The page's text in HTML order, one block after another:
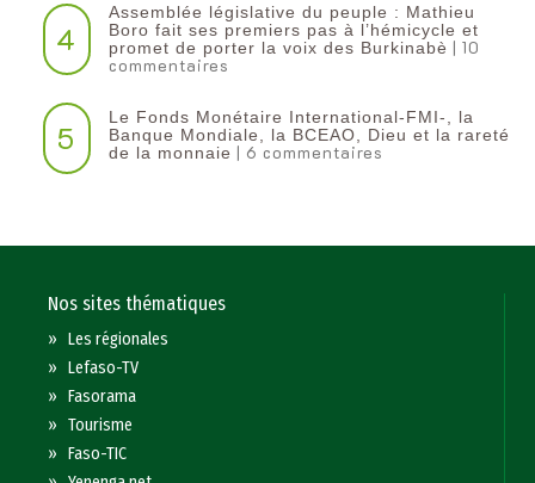
4
Assemblée législative du peuple : Mathieu
Boro fait ses premiers pas à l’hémicycle et
promet de porter la voix des Burkinabè | 10
commentaires
5
Le Fonds Monétaire International-FMI-, la
Banque Mondiale, la BCEAO, Dieu et la rareté
de la monnaie | 6 commentaires
Nos sites thématiques
»Les régionales
»Lefaso-TV
»Fasorama
»Tourisme
»Faso-TIC